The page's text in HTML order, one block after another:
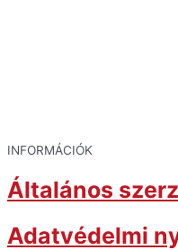
INFORMÁCIÓK
Általános
Adatvédelmi